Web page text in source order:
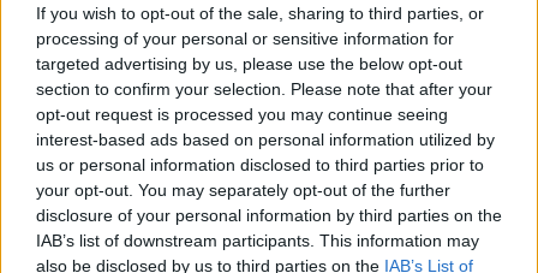
If you wish to opt-out of the sale, sharing to third parties, or
processing of your personal or sensitive information for
targeted advertising by us, please use the below opt-out
section to confirm your selection. Please note that after your
opt-out request is processed you may continue seeing
interest-based ads based on personal information utilized by
us or personal information disclosed to third parties prior to
your opt-out. You may separately opt-out of the further
disclosure of your personal information by third parties on the
IAB’s list of downstream participants. This information may
also be disclosed by us to third parties on the IAB’s List of
04 Σεπτεμβρίου 2025
Πέτρος Τζέκος: Ο
ρόλος του προέδρου
των Λουτρών Πόζαρ
μετά την επίσκεψη του
Υπουργού Εσωτερικών